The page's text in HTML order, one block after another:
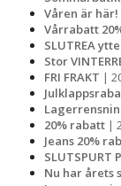
Våren är
Vårrabatt
SLUTREA
Stor
FRI FRAKT |
20% rabatt |
Jeans 20%
SLUTSPURT
Nu har årets